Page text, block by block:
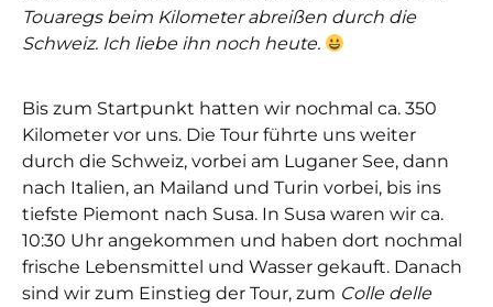
Touaregs beim Kilometer abreißen durch die
Schweiz. Ich liebe ihn noch heute.
Bis zum Startpunkt hatten wir nochmal ca. 350
Kilometer vor uns. Die Tour führte uns weiter
durch die Schweiz, vorbei am Luganer See, dann
nach Italien, an Mailand und Turin vorbei, bis ins
tiefste Piemont nach Susa. In Susa waren wir ca.
10:30 Uhr angekommen und haben dort nochmal
frische Lebensmittel und Wasser gekauft. Danach
sind wir zum Einstieg der Tour, zum Colle delle